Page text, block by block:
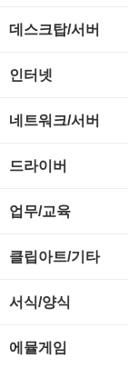
아케이드/액션
앱플레이어
온라인게임
전략/시뮬레이션
비디오 재생기
사운드 에디터
사운드 재생기
이미지 뷰어
CD/CDR/DVD
바이러스 백신
압축파일 관리
파일/디스크
하드웨어 관련
데스크탑/서버
Prometheus
실행기/툴바
운영체제 ISO/Image
커서/아이콘 툴
폰트관리/인쇄
인터넷
FTP/텔넷/통신
사이트 저작도구
원격도구
웹 브라우저
네트워크/서버
FTP 서버
백오피스/.NET
웹 서버
드라이버
SCSI/IDE/USB
비디오/모니터
업무/교육
MS 오피스 관련
클립아트/기타
동영상 클립
서식/양식
경찰청-감사
에뮬게임